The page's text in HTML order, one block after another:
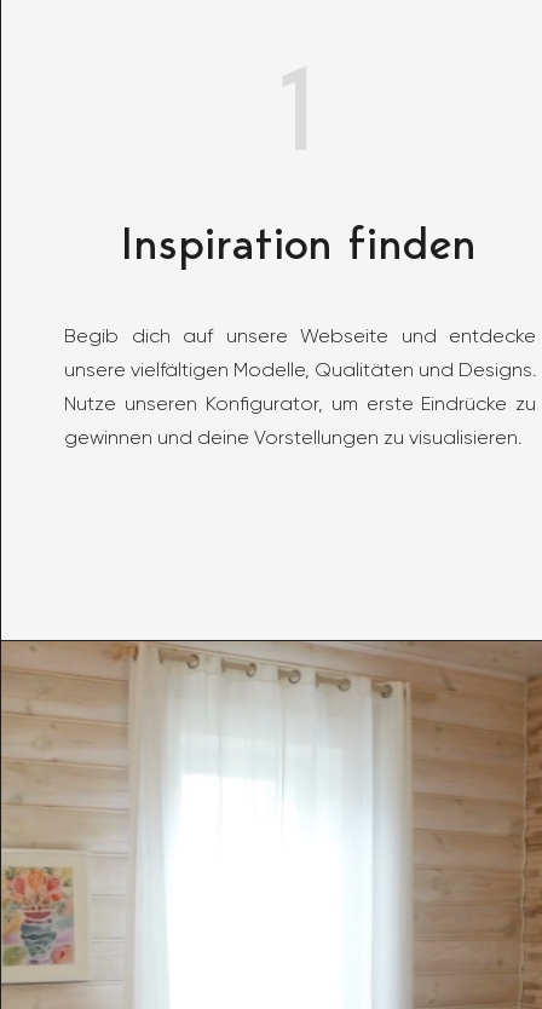
1
Inspiration finden
Begib dich auf unsere Webseite und entdecke
unsere vielfältigen Modelle, Qualitäten und Designs.
Nutze unseren Konfigurator, um erste Eindrücke zu
gewinnen und deine Vorstellungen zu visualisieren.